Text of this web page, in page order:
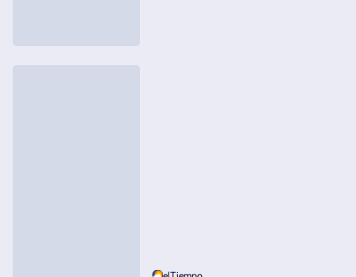
elTiempo